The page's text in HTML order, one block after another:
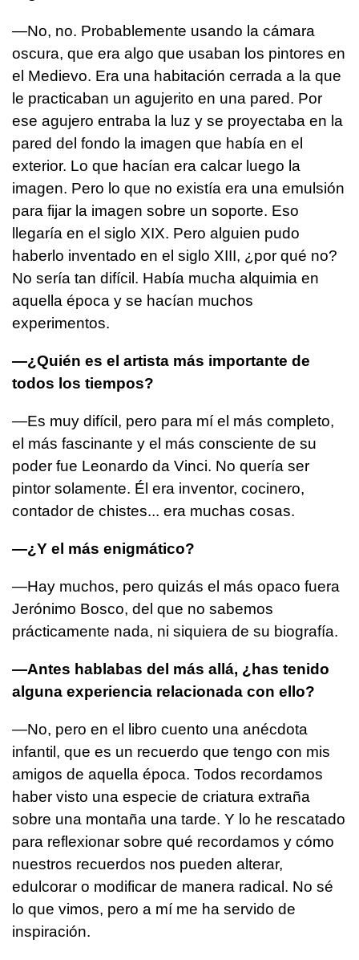
—No, no. Probablemente usando la cámara
oscura, que era algo que usaban los pintores en
el Medievo. Era una habitación cerrada a la que
le practicaban un agujerito en una pared. Por
ese agujero entraba la luz y se proyectaba en la
pared del fondo la imagen que había en el
exterior. Lo que hacían era calcar luego la
imagen. Pero lo que no existía era una emulsión
para fijar la imagen sobre un soporte. Eso
llegaría en el siglo XIX. Pero alguien pudo
haberlo inventado en el siglo XIII, ¿por qué no?
No sería tan difícil. Había mucha alquimia en
aquella época y se hacían muchos
experimentos.
—¿Quién es el artista más importante de
todos los tiempos?
—Es muy difícil, pero para mí el más completo,
el más fascinante y el más consciente de su
poder fue Leonardo da Vinci. No quería ser
pintor solamente. Él era inventor, cocinero,
contador de chistes... era muchas cosas.
—¿Y el más enigmático?
—Hay muchos, pero quizás el más opaco fuera
Jerónimo Bosco, del que no sabemos
prácticamente nada, ni siquiera de su biografía.
—Antes hablabas del más allá, ¿has tenido
alguna experiencia relacionada con ello?
—No, pero en el libro cuento una anécdota
infantil, que es un recuerdo que tengo con mis
amigos de aquella época. Todos recordamos
haber visto una especie de criatura extraña
sobre una montaña una tarde. Y lo he rescatado
para reflexionar sobre qué recordamos y cómo
nuestros recuerdos nos pueden alterar,
edulcorar o modificar de manera radical. No sé
lo que vimos, pero a mí me ha servido de
inspiración.